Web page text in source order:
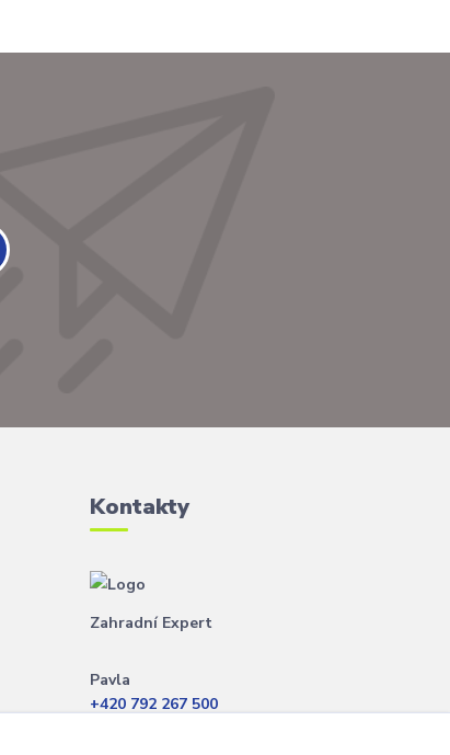
Kontakty
Zahradní Expert
Pavla
+420 792 267 500